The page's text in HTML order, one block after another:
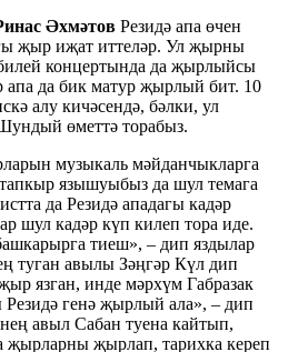
Әхмәтов Резидә апа өчен
җыр иҗат иттеләр. Ул җырны
концертында да җырлыйсы
да бик матур җырлый бит. 10
алу кичәсендә, бәлки, ул
өметтә торабыз.
музыкаль мәйданчыкларга
язышуыбыз да шул темага
да Резидә ападагы кадәр
шул кадәр күп килеп тора иде.
тиеш», – дип яздылар
туган авылы Зәңгәр Күл дип
язган, инде мәрхүм Габразак
генә җырлый ала», – дип
авыл Сабан туена кайтып,
җырларны җырлап, тарихка кереп